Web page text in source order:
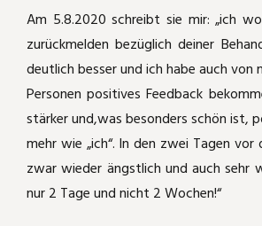
Am 5.8.2020 schreibt sie mir: „ich
zurückmelden bezüglich deiner
deutlich besser und ich habe auch von
Personen positives Feedback
stärker und,was besonders schön ist,
mehr wie „ich“. In den zwei Tagen vor
zwar wieder ängstlich und auch sehr
nur 2 Tage und nicht 2 Wochen!“
Schäferhundkeratitis und mehr
Spike frißt nur vom Löffel
Phosphor
Lachesis
Hypophyseninsuffizienz
Akut Schwindel und Kopfschmerzen
heftige Bauchschmerzen nach Ärger
Hüftgelenksbeschwerden ausgerechnet
im Reiturlaub